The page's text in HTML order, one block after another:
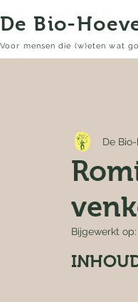
De
Bijgewerkt op:
De Bio-
Voor mensen die (w)eten wat